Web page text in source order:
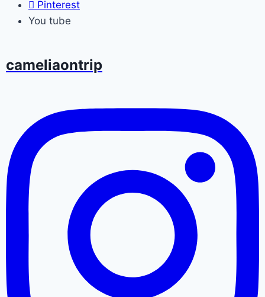
Pinterest
You tube
cameliaontrip